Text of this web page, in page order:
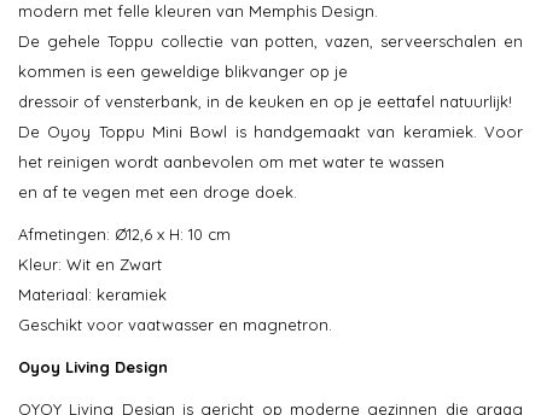
modern met felle kleuren van Memphis Design.
De gehele Toppu collectie van potten, vazen, serveerschalen en
kommen is een geweldige blikvanger op je
dressoir of vensterbank, in de keuken en op je eettafel natuurlijk!
De Oyoy Toppu Mini Bowl is handgemaakt van keramiek. Voor
het reinigen wordt aanbevolen om met water te wassen
en af te vegen met een droge doek.
Afmetingen: Ø12,6 x H: 10 cm
Kleur: Wit en Zwart
Materiaal: keramiek
Geschikt voor vaatwasser en magnetron.
Oyoy Living Design
OYOY Living Design is gericht op moderne gezinnen die graag